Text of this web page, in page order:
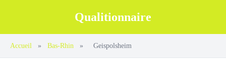
Qualitionnaire
Accueil » Bas-Rhin » Geispolsheim